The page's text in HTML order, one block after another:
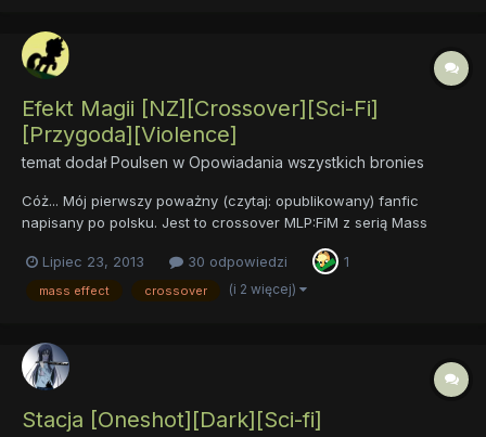
Efekt Magii [NZ][Crossover][Sci-Fi]
[Przygoda][Violence]
temat dodałPoulsen w Opowiadania wszystkich bronies
Cóż... Mój pierwszy poważny (czytaj: opublikowany) fanfic
napisany po polsku. Jest to crossover MLP:FiM z serią Mass
Effect, opierający się luźno na historii znanej z gier (nie biorę
pod uwagę książek, gdyż moim zdaniem są słabe ;P ). Zdaję
sobie sprawe, że takich fanficów jest już niemało, jednak p...
Lipiec 23, 2013 30 odpowiedzi 1
mass effect crossover (i 2 więcej)
Stacja [Oneshot][Dark][Sci-fi]